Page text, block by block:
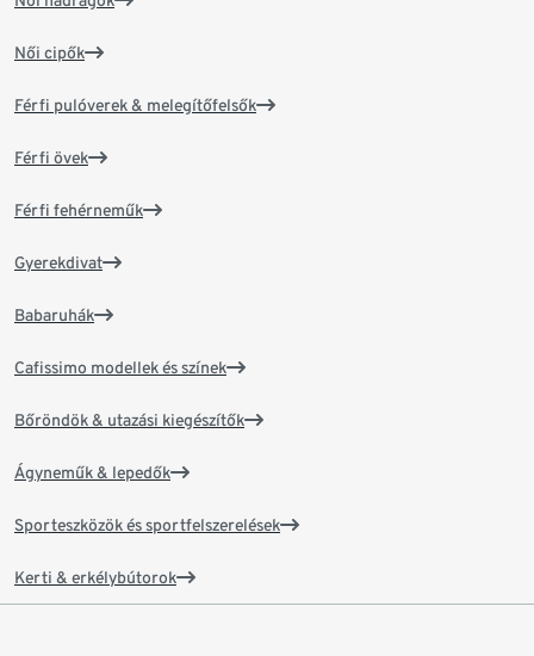
Női cipők
Férfi pulóverek & melegítőfelsők
Férfi övek
Férfi fehérneműk
Gyerekdivat
Babaruhák
Cafissimo modellek és színek
Bőröndök & utazási kiegészítők
Ágyneműk & lepedők
Sporteszközök és sportfelszerelések
Kerti & erkélybútorok